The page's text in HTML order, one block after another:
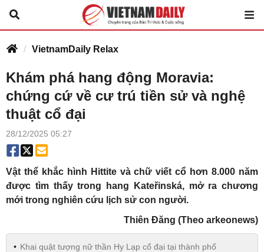
VietnamDaily Relax
Khám phá hang động Moravia:
chứng cứ về cư trú tiền sử và nghệ
thuật cổ đại
28/12/2025 05:27
Vật thể khắc hình Hittite và chữ viết cổ hơn 8.000 năm
được tìm thấy trong hang Kateřinská, mở ra chương
mới trong nghiên cứu lịch sử con người.
Thiên Đăng (Theo arkeonews)
Khai quật tượng nữ thần Hy Lạp cổ đại tại thành phố